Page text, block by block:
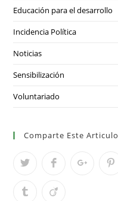
Educación para el desarrollo
Incidencia Política
Noticias
Sensibilización
Voluntariado
Comparte Este Articulo